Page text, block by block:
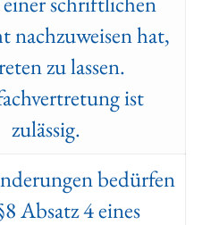
nachzuweisen hat,
zu lassen.
ist
zulässig.
bedürfen
Absatz 4 eines